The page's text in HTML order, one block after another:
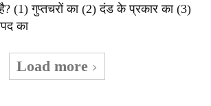
(1) गुप्तचरों का (2) दंड के प्रकार का (3)
का
Load more